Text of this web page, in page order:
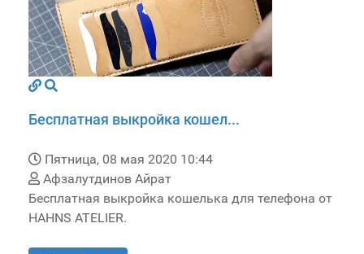
Бесплатная выкройка кошел...
Пятница, 08 мая 2020 10:44
Афзалутдинов Айрат
Бесплатная выкройка кошелька для телефона от
HAHNS ATELIER.